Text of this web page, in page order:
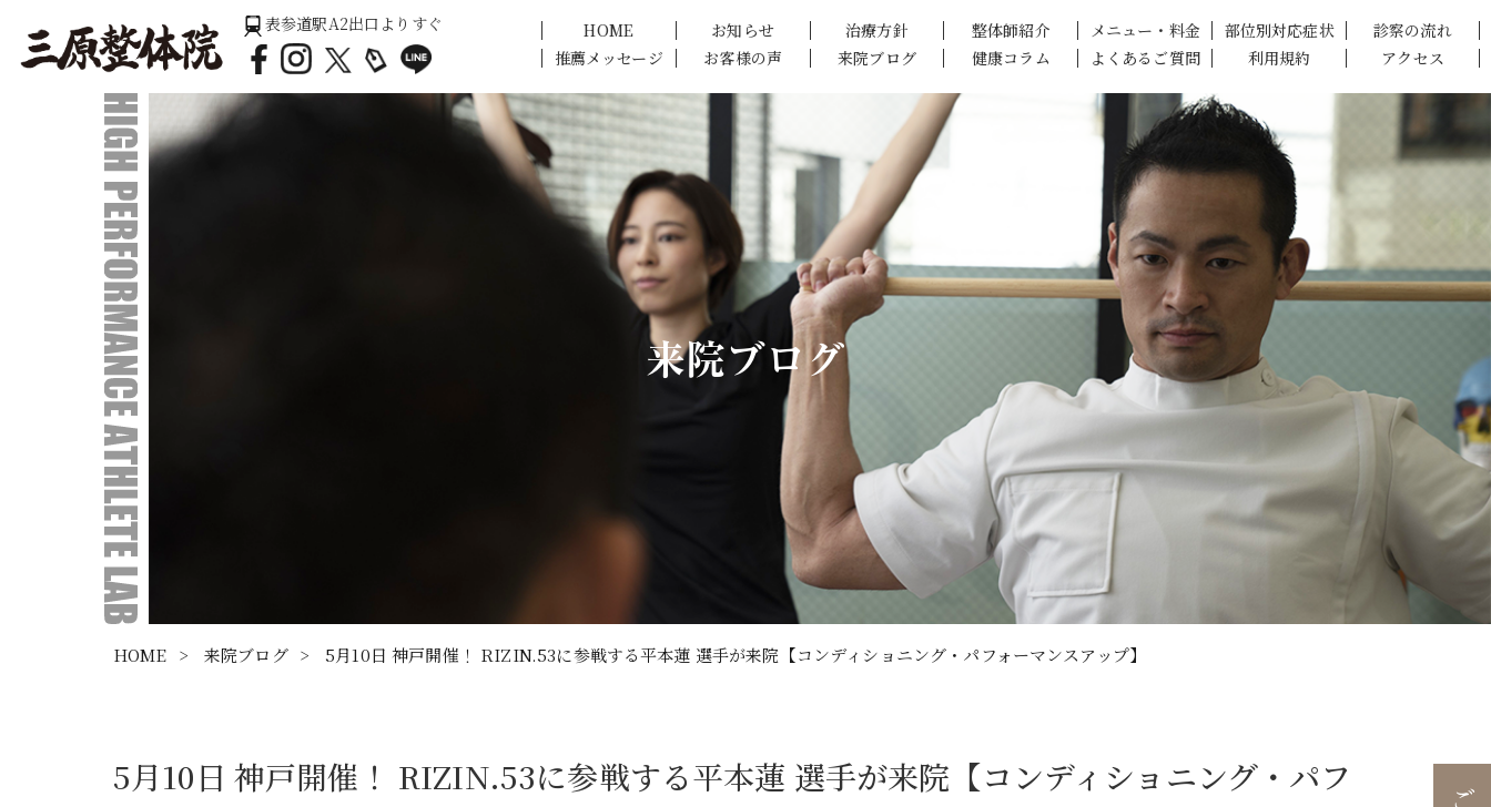
表参道駅A2出口よりすぐ HOME お知らせ 治療方針 整体師紹介 メニュー・料金 部位別対応症状
診察の流れ
推薦メッセージ
お客様の声 来院ブログ 健康コラム よくあるご質問 利用規約 アクセス
来院ブログ
HOME > 来院ブログ > 5月10日 神戸開催！ RIZIN.53に参戦する平本蓮 選手が来院【コンディショニング・パフォーマンスアップ】
5月10日 神戸開催！ RIZIN.53に参戦する平本蓮 選手が来院【コンディショニング・パフ